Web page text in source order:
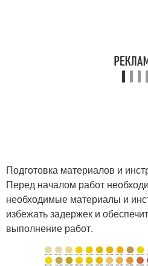
Подготовка материалов и
Перед началом работ
необходимые материалы и
избежать задержек и
выполнение работ.